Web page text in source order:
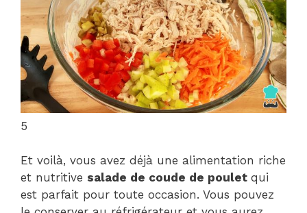
5
Et voilà, vous avez déjà une alimentation riche
et nutritive salade de coude de poulet qui
est parfait pour toute occasion. Vous pouvez